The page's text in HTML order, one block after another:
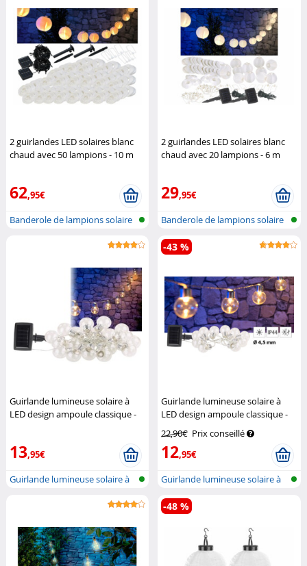
2 guirlandes LED solaires blanc
chaud avec 50 lampions - 10 m
62,95€
Banderole de lampions solaire
2 guirlandes LED solaires blanc
chaud avec 20 lampions - 6 m
29,95€
Banderole de lampions solaire
à LED
Guirlande lumineuse solaire à
LED design ampoule classique -
13,95€
Guirlande lumineuse solaire à
Guirlande lumineuse solaire à
LED design ampoule classique -
22,90€ Prix conseillé
12,95€
-43 %
Guirlande lumineuse solaire à
LED e...
-48 %